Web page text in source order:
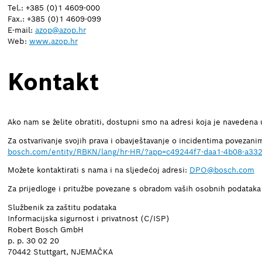
Tel.: +385 (0)1 4609-000
Fax.: +385 (0)1 4609-099
E-mail: azop@azop.hr
Web: www.azop.hr
Kontakt
Ako nam se želite obratiti, dostupni smo na adresi koja je
Za ostvarivanje svojih prava i obavještavanje o incidentima
bosch.com/entity/RBKN/lang/hr-HR/?app=c49244f7-daa1-4b08-
Možete kontaktirati s nama i na sljedećoj adresi: DPO@bosch.com
Za prijedloge i pritužbe povezane s obradom vaših osobnih
Službenik za zaštitu podataka
Informacijska sigurnost i privatnost (C/ISP)
Robert Bosch GmbH
p. p. 30 02 20
70442 Stuttgart, NJEMAČKA